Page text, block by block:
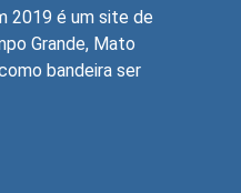
2019 é um site de
Grande, Mato
bandeira ser